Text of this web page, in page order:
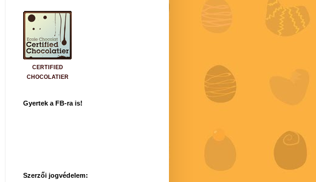
CERTIFIED
CHOCOLATIER
Gyertek a FB-ra is!
Szerzői jogvédelem: